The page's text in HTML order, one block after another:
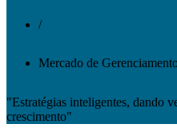
/
Mercado de
"Estratégias inteligentes, dando
crescimento"